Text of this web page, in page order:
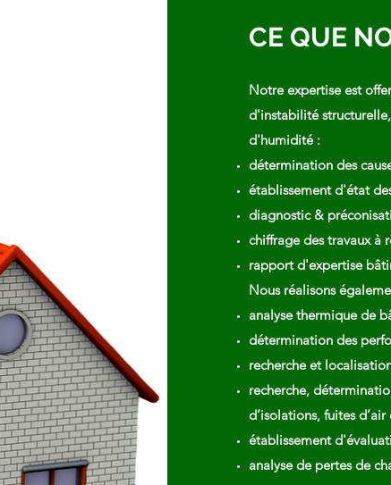
CE QUE
Notre expertise est
d'instabilité
d'humidité :
détermination des
établissement d'état
diagnostic &
chiffrage des travaux à
rapport d'expertise
Nous réalisons
analyse thermique de
détermination des
recherche et
recherche,
d’isolations, fuites d’air
établissement
analyse de pertes de